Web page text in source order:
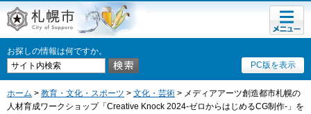
札幌市
お探しの情報は何ですか。
PC版を表示
メニュ
ー
ホーム > 教育・文化・スポーツ > 文化・芸術 > メディアアーツ創造都市札幌の
人材育成ワークショップ「Creative Knock 2024-ゼロからはじめるCG制作-」を